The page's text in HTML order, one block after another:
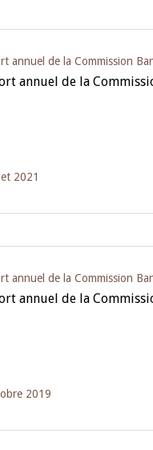
annuel de la Commission
annuel de la
2021
annuel de la Commission
annuel de la
2019